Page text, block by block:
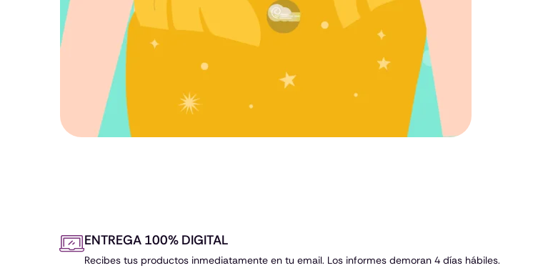
ENTREGA 100% DIGITAL
Recibes tus productos inmediatamente en tu email. Los informes demoran 4 días hábiles.